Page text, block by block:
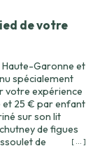
de votre
Haute-Garonne et
spécialement
votre expérience
et 25 € par enfant
sur son lit
de figues
de
[ ... ]